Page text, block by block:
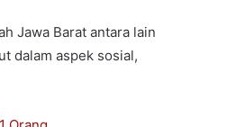
Jawa Barat antara lain
dalam aspek sosial,